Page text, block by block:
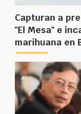
Capturan a
"El Mesa" e
marihuana en